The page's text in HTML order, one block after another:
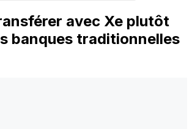
avec Xe plutôt
banques traditionnelles